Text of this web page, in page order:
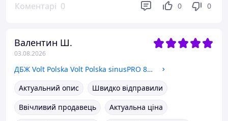
Коментарі 0 0 0
Валентин Ш.
03.08.2026
ДБЖ Volt Polska Volt Polska sinusPRO 800E 12V + Акумулятор Volt Polska 12V 100 А/год
Актуальний опис
Швидко відправили
Ввічливий продавець
Актуальна ціна